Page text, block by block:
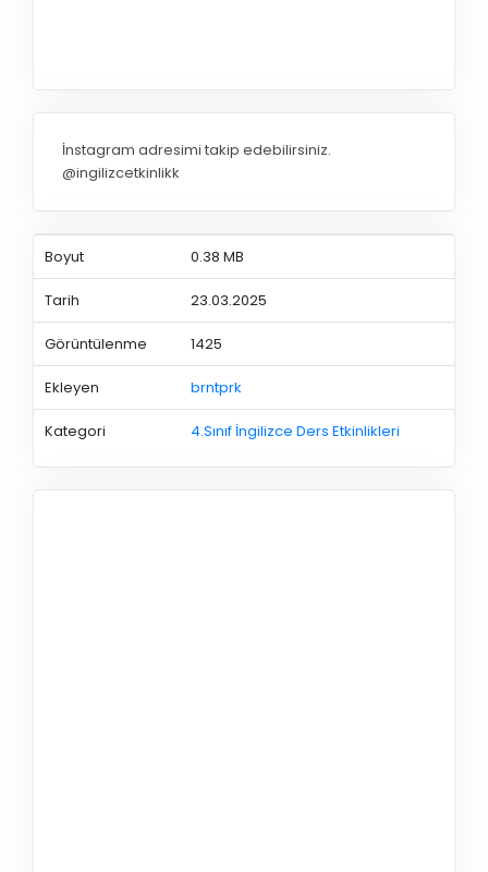
İnstagram adresimi takip edebilirsiniz.
@ingilizcetkinlikk
Boyut 0.38 MB
Tarih 23.03.2025
Görüntülenme 1425
Ekleyen brntprk
Kategori 4.Sınıf İngilizce Ders Etkinlikleri